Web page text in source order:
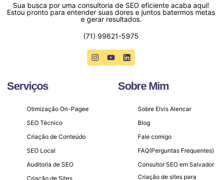
Sua busca por uma consultoria de SEO eficiente acaba aqui!
Estou pronto para entender suas dores e juntos batermos metas
e gerar resultados.
(71) 99621-5975
Serviços
Otimização On-Pagee
SEO Técnico
Criação de Conteúdo
SEO Local
Auditoria de SEO
Criação de Sites
Sobre Mim
Sobre Elvis Alencar
Blog
Fale comigo
FAQ(Perguntas Frequentes)
Consultor SEO em Salvador
Criação de sites para